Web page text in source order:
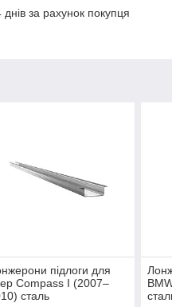
за рахунок покупця
підлоги для
Compass I (2007–
сталь